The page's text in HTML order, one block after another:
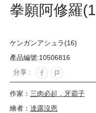
拳願阿修羅
ケンガンアシュラ(16)
產品編號:10506816
分享 :
作家： 三肉必起．牙霸子
繪者： 達露沒恩